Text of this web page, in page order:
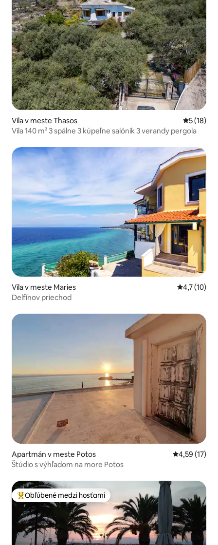
Vila v meste Thasos
5 (18)
Vila 140 m² 3 spálne 3 kúpeľne salónik 3 verandy pergola
Vila v meste Maries Priemerné
4,7 (10)
Delfínov priechod
Apartmán v meste Potos Priemerné
4,59 (17)
Štúdio s výhľadom na more Potos
Najobľúbenejšie medzi hosťami
Obľúbené medzi hosťami